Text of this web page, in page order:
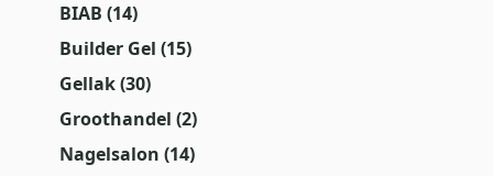
BIAB (14)
Builder Gel (15)
Gellak(30)
Groothandel (2)
Nagelsalon (14)